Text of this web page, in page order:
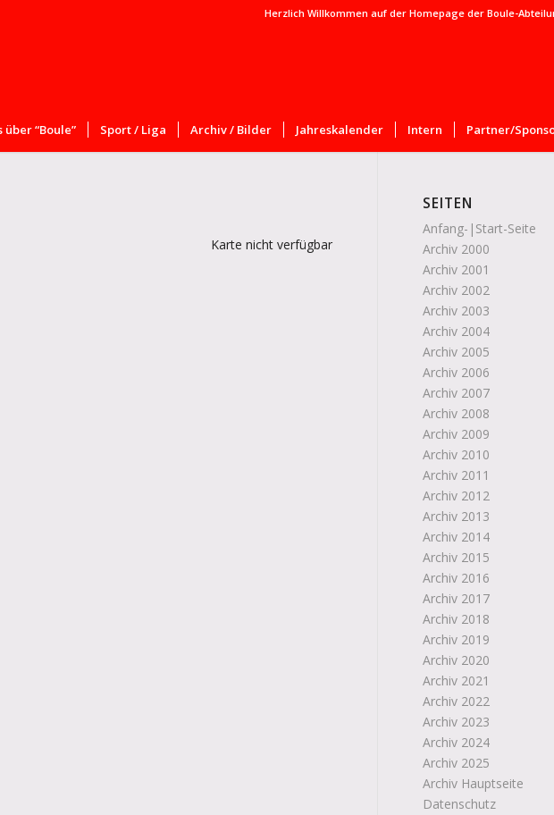
Herzlich Willkommen auf der Homepage der Boule-
“Boule” Sport / Liga Archiv / Bilder Jahreskalender Intern Partner/
Karte nicht verfügbar
SEITEN
Anfang-|Start-Seite
Archiv 2000
Archiv 2001
Archiv 2002
Archiv 2003
Archiv 2004
Archiv 2005
Archiv 2006
Archiv 2007
Archiv 2008
Archiv 2009
Archiv 2010
Archiv 2011
Archiv 2012
Archiv 2013
Archiv 2014
Archiv 2015
Archiv 2016
Archiv 2017
Archiv 2018
Archiv 2019
Archiv 2020
Archiv 2021
Archiv 2022
Archiv 2023
Archiv 2024
Archiv 2025
Archiv Hauptseite
Datenschutz